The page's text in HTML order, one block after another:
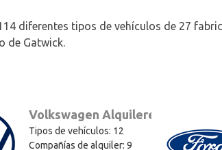
diferentes tipos de vehículos de 27
de Gatwick.
Volkswagen Alquileres
Tipos de vehículos: 12
Compañías de alquiler: 9